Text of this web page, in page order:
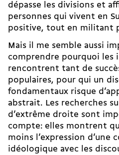
dépasse les divisions et
personnes qui vivent en
positive, tout en militant
Mais il me semble aussi
comprendre pourquoi les
rencontrent tant de
populaires, pour qui un
fondamentaux risque
abstrait. Les recherches
d’extrême droite sont
compte: elles montrent
moins l’expression d’une
idéologique avec les